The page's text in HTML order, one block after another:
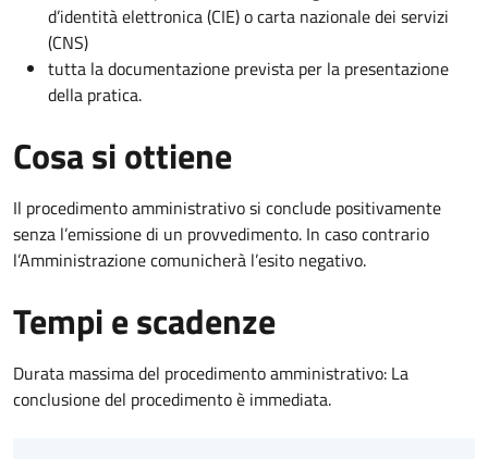
d’identità elettronica (CIE) o carta nazionale dei servizi
(CNS)
tutta la documentazione prevista per la presentazione
della pratica.
Cosa si ottiene
Il procedimento amministrativo si conclude positivamente
senza l’emissione di un provvedimento. In caso contrario
l’Amministrazione comunicherà l’esito negativo.
Tempi e scadenze
Durata massima del procedimento amministrativo: La
conclusione del procedimento è immediata.